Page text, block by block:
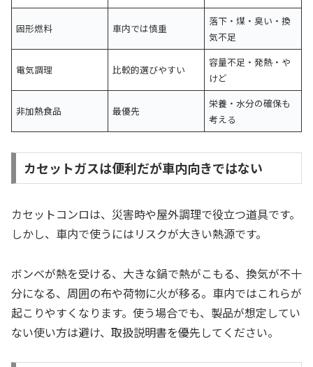
固形燃料 車内では慎重
落下・煤・臭い・換
気不足
電気調理 比較的選びやすい
容量不足・発熱・や
けど
非加熱食品 最優先
栄養・水分の確保も
考える
カセットガスは便利だが車内向きではない
カセットコンロは、災害時や屋外調理で役立つ道具です。
しかし、車内で使うにはリスクが大きい熱源です。
ボンベが熱を受ける、大きな鍋で熱がこもる、換気が不十
分になる、周囲の布や荷物に火が移る。車内ではこれらが
起こりやすくなります。使う場合でも、製品が想定してい
ない使い方は避け、取扱説明書を優先してください。